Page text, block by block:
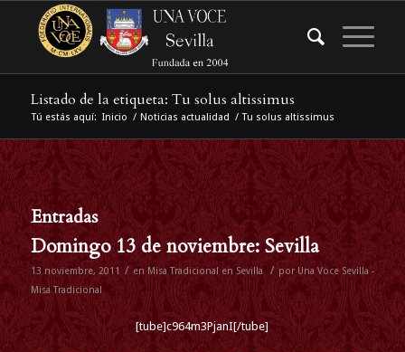
Listado de la etiqueta: Tu solus altissimus
Tú estás aquí: Inicio / Noticias actualidad / Tu solus altissimus
Entradas
Domingo 13 de noviembre: Sevilla
13 noviembre, 2011 / en Misa Tradicional en Sevilla / por Una Voce Sevilla -
Misa Tradicional
[tube]c964m3PjanI[/tube]